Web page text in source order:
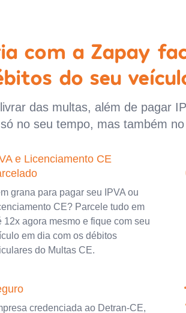
com a Zapay
do seu
das multas, além de pagar
no seu tempo, mas também
e Licenciamento CE
grana para pagar seu IPVA ou
CE? Parcele tudo em
12x agora mesmo e fique com seu
em dia com os débitos
do Multas CE.
credenciada ao Detran-CE,